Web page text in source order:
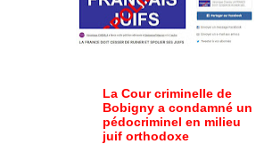
La Cour criminelle de
Bobigny a condamné un
pédocriminel en milieu
juif orthodoxe